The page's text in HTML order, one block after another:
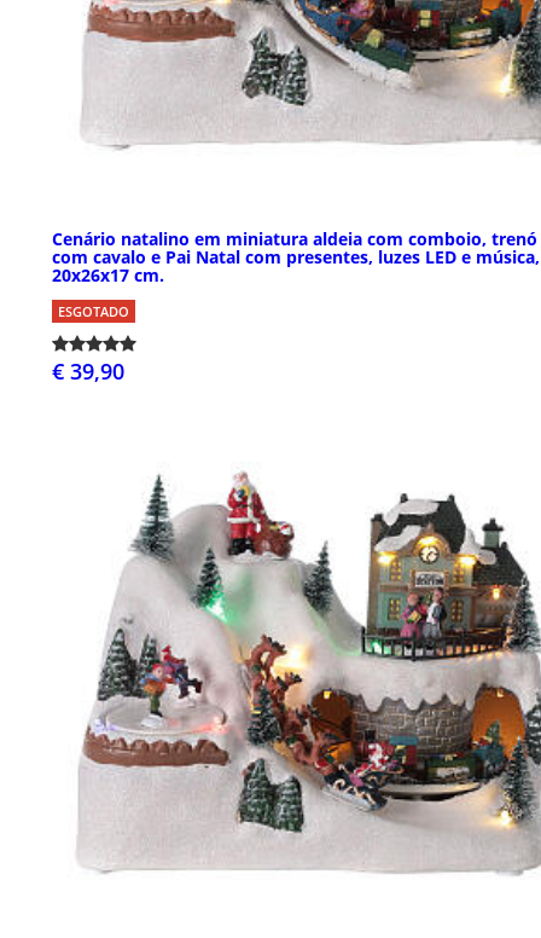
Cenário natalino em miniatura aldeia com comboio, trenó
com cavalo e Pai Natal com presentes, luzes LED e música,
20x26x17 cm.
ESGOTADO
€ 39,90